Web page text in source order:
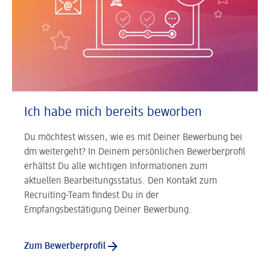
Ich habe mich bereits beworben
Du möchtest wissen, wie es mit Deiner Bewerbung bei
dm weitergeht? In Deinem persönlichen Bewerberprofil
erhältst Du alle wichtigen Informationen zum
aktuellen Bearbeitungsstatus. Den Kontakt zum
Recruiting-Team findest Du in der
Empfangsbestätigung Deiner Bewerbung.
Zum Bewerberprofil